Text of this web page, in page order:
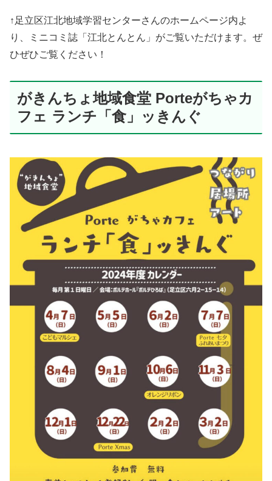
↑足立区江北地域学習センターさんのホームページ内よ
り、ミニコミ誌「江北とんとん」がご覧いただけます。ぜ
ひぜひご覧ください！
がきんちょ地域食堂 Porteがちゃカ
フェ ランチ「食」ッきんぐ